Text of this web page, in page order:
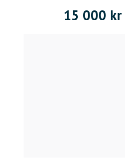
15 000 kr